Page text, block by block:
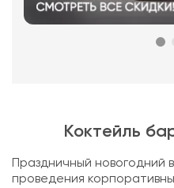
Коктейль
Праздничный новогодний
проведения